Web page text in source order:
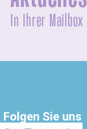
In Ihrer Mailbox
Folgen Sie uns